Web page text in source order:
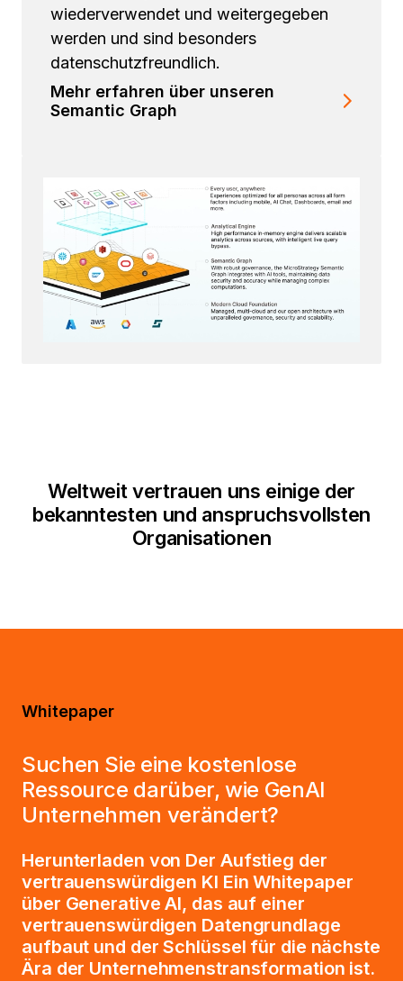
wiederverwendet und weitergegeben
werden und sind besonders
datenschutzfreundlich.
Mehr erfahren über unseren
Semantic Graph
Weltweit vertrauen uns einige der
bekanntesten und anspruchsvollsten
Organisationen
Whitepaper
Suchen Sie eine kostenlose
Ressource darüber, wie GenAI
Unternehmen verändert?
Herunterladen von Der Aufstieg der
vertrauenswürdigen KI Ein Whitepaper
über Generative AI, das auf einer
vertrauenswürdigen Datengrundlage
aufbaut und der Schlüssel für die nächste
Ära der Unternehmenstransformation ist.